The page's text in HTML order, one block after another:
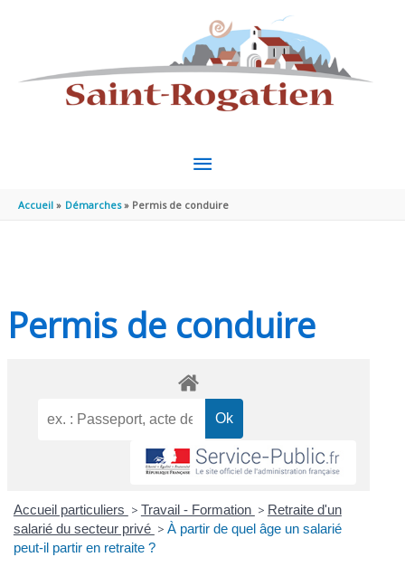
MENU
PRINCIPAL
Accueil Démarches Permis de conduire
Permis de conduire
Accueil particuliers > Travail - Formation > Retraite d'un
salarié du secteur privé > À partir de quel âge un salarié
peut-il partir en retraite ?